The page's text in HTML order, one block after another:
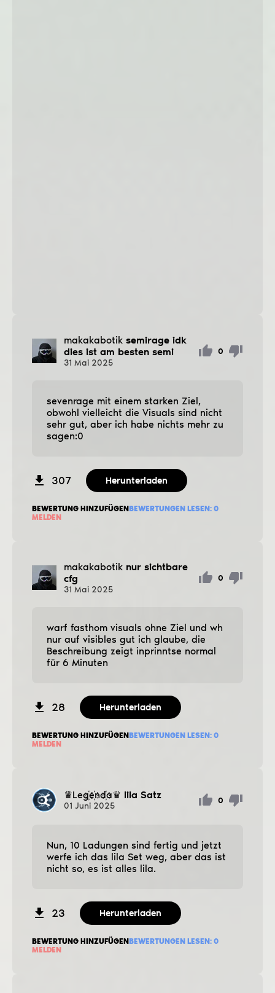
makakabotik semirage idk
dies ist am besten semi
31 Mai 2025
0
sevenrage mit einem starken Ziel,
obwohl vielleicht die Visuals sind nicht
sehr gut, aber ich habe nichts mehr zu
sagen:0
307 Herunterladen
BEWERTUNG HINZUFÜGENBEWERTUNGEN LESEN: 0
MELDEN
makakabotik nur sichtbare
cfg
31 Mai 2025
0
warf fasthom visuals ohne Ziel und wh
nur auf visibles gut ich glaube, die
Beschreibung zeigt inprinntse normal
für 6 Minuten
28 Herunterladen
BEWERTUNG HINZUFÜGENBEWERTUNGEN LESEN: 0
MELDEN
♛Leg҉e҉nd҉a♛ lila Satz
01 Juni 2025
0
Nun, 10 Ladungen sind fertig und jetzt
werfe ich das lila Set weg, aber das ist
nicht so, es ist alles lila.
23 Herunterladen
BEWERTUNG HINZUFÜGENBEWERTUNGEN LESEN: 0
MELDEN